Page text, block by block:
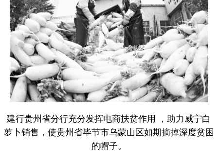
建行贵州省分行充分发挥电商扶贫作用 ，助力威宁白
萝卜销售，使贵州省毕节市乌蒙山区如期摘掉深度贫困
的帽子。